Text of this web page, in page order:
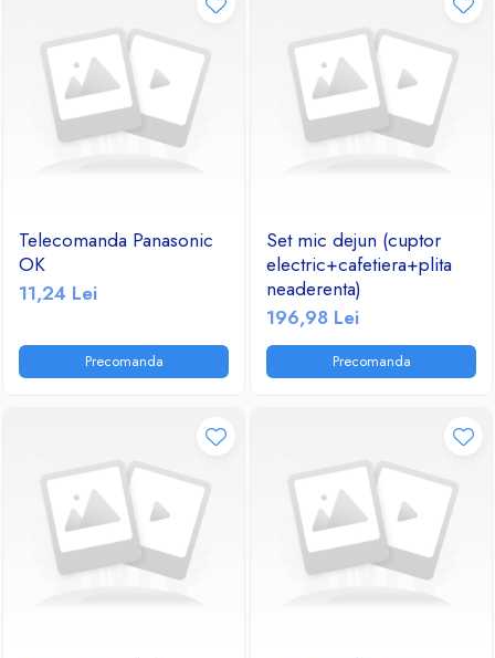
Telecomanda Panasonic
OK
11,24 Lei
Precomanda
Set mic dejun (cuptor
electric+cafetiera+plita
neaderenta)
196,98 Lei
Precomanda